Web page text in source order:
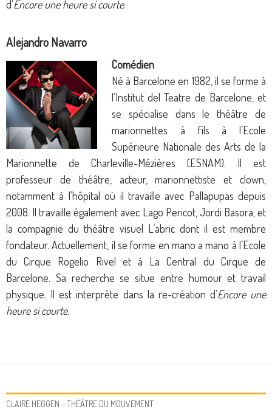
d’Encore une heure si courte.
Alejandro Navarro
Comédien
Né à Barcelone en 1982, il se forme à
l’Institut del Teatre de Barcelone, et
se spécialise dans le théâtre de
marionnettes à fils à l’Ecole
Supérieure Nationale des Arts de la
Marionnette de Charleville-Mézières (ESNAM). Il est
professeur de théâtre, acteur, marionnettiste et clown,
notamment à l’hôpital où il travaille avec Pallapupas depuis
2008. Il travaille également avec Lago Pericot, Jordi Basora, et
la compagnie du théâtre visuel L’abric dont il est membre
fondateur. Actuellement, il se forme en mano a mano à l’Ecole
du Cirque Rogelio Rivel et à La Central du Cirque de
Barcelone. Sa recherche se situe entre humour et travail
physique. Il est interprète dans la re-création d’Encore une
heure si courte.
CLAIRE HEGGEN – THÉÂTRE DU MOUVEMENT